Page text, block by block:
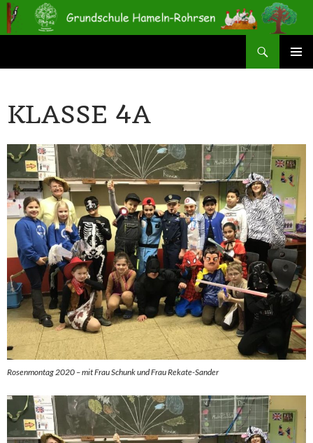
Zum
Inhalt
KLASSE 4A
Rosenmontag 2020 – mit Frau Schunk und Frau Rekate-Sander